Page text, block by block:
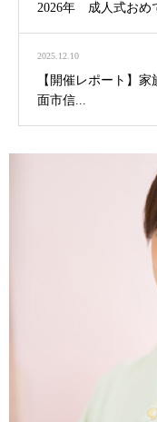
2026年 成人式おめ
2025.12.10
【開催レポート】
面市信...